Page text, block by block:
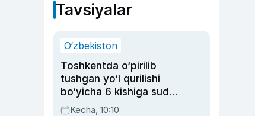
Tavsiyalar
O‘zbekiston
Toshkentda o‘pirilib
tushgan yo‘l qurilishi
bo‘yicha 6 kishiga sud
hukmi o‘qildi
Kecha, 10:10